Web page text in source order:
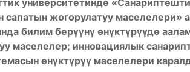
университетинде
сапатын жогорулатуу маселелери»
билим берүүнү өнүктүрүүдө
маселелер; инновациялык
өнүктүрүү маселелери